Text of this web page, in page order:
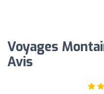
Voyages
Avis